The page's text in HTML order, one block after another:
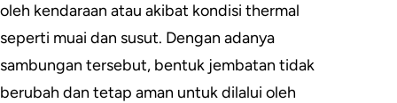
oleh kendaraan atau akibat kondisi thermal
seperti muai dan susut. Dengan adanya
sambungan tersebut, bentuk jembatan tidak
berubah dan tetap aman untuk dilalui oleh